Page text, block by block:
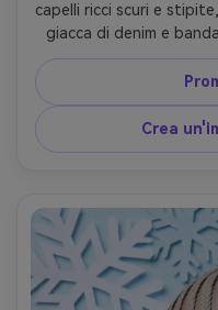
capelli ricci scuri e
giacca di denim e
strati e silhouette di
del tramonto come
basso angolo che
del ritratto centrale,
obiettivo da 85 mm,
Crea